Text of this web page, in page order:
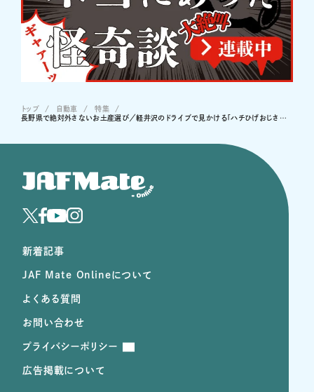
トップ 自動車
特集
長野県で絶対外さないお土産選び／軽井沢のドライブで見かける「ハチひげおじさん看板」の謎etc.
新着記事
JAF Mate Onlineについて
よくある質問
お問い合わせ
プライバシーポリシー
広告掲載について